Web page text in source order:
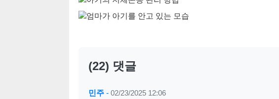
(22) 댓글
민주- 02/23/2025 12:06